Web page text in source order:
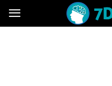
7dak.pl